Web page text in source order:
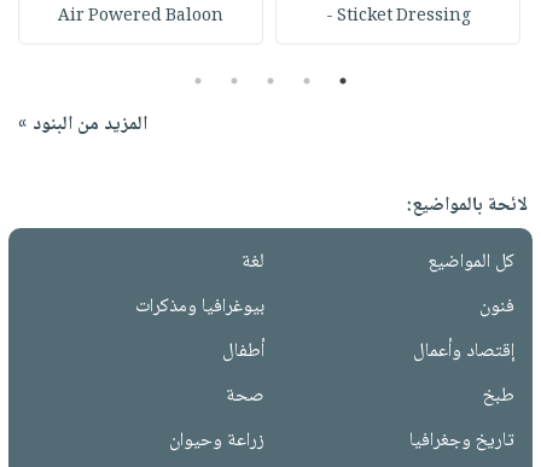
Sticket Dressing -
Air Powered Baloon
1
2
3
4
5
المزيد من البنود »
لائحة بالمواضيع:
كل المواضيع
لغة
فنون
بيوغرافيا ومذكرات
إقتصاد وأعمال
أطفال
طبخ
صحة
تاريخ وجغرافيا
زراعة وحيوان